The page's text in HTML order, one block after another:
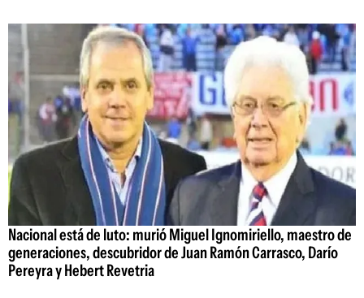
Nacional está de luto: murió Miguel Ignomiriello, maestro de
generaciones, descubridor de Juan Ramón Carrasco, Darío
Pereyra y Hebert Revetria